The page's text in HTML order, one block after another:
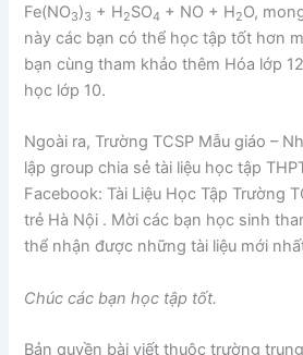
Fe(NO3)3 + H2SO4 + NO + H2O,
này các bạn có thể học tập tốt hơn
bạn cùng tham khảo thêm Hóa lớp
học lớp 10.
Ngoài ra, Trường TCSP Mẫu giáo –
lập group chia sẻ tài liệu học tập
Facebook: Tài Liệu Học Tập Trường
trẻ Hà Nội . Mời các bạn học sinh
thể nhận được những tài liệu mới
Chúc các bạn học tập tốt.
Bản quyền bài viết thuộc trường